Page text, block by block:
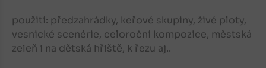
použití: předzahrádky, keřové skupiny, živé ploty,
vesnické scenérie, celoroční kompozice, městská
zeleň i na dětská hřiště, k řezu aj..